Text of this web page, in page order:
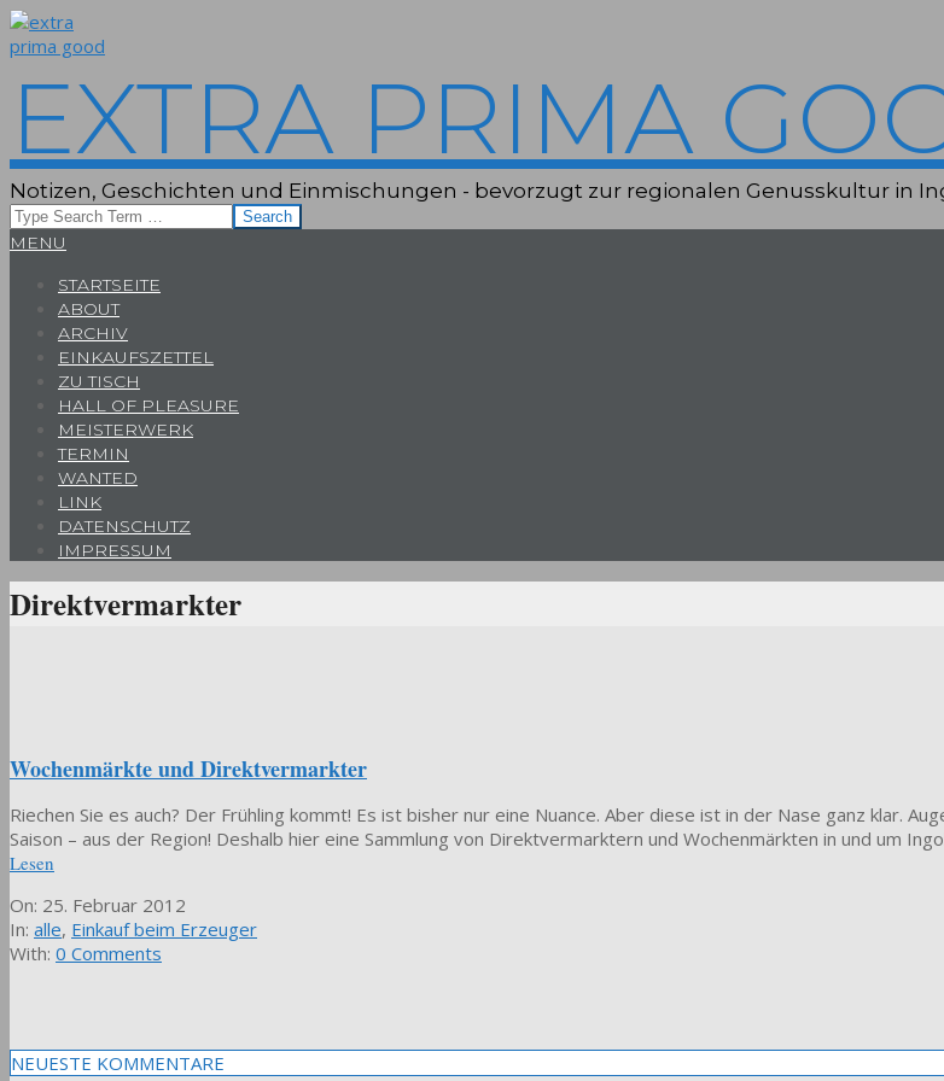
Skip
to
EXTRA PRIMA
Notizen, Geschichten und Einmischungen - bevorzugt zur regionalen Genusskultur in
Search
Primary
MENU
STARTSEITE
ABOUT
ARCHIV
EINKAUFSZETTEL
ZU TISCH
HALL OF PLEASURE
MEISTERWERK
TERMIN
WANTED
LINK
DATENSCHUTZ
IMPRESSUM
Direktvermarkter
Wochenmärkte und Direktvermarkter
Riechen Sie es auch? Der Frühling kommt! Es ist bisher nur eine Nuance. Aber diese ist in der Nase ganz klar.
Saison – aus der Region! Deshalb hier eine Sammlung von Direktvermarktern und Wochenmärkten in und um
Lesen
2012-
02-
25
On: 25. Februar 2012
In: alle, Einkauf beim Erzeuger
With: 0 Comments
NEUESTE KOMMENTARE